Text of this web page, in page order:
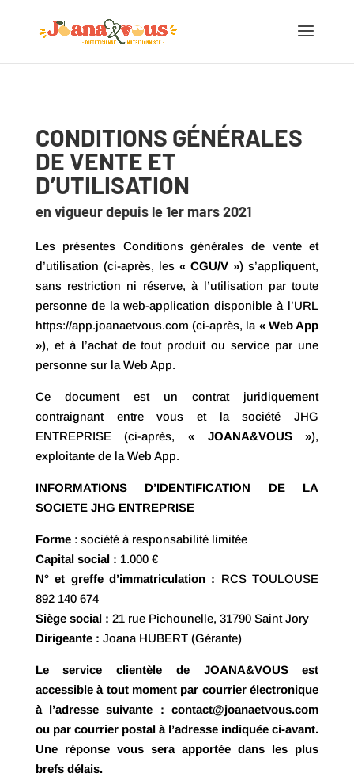
CONDITIONS GÉNÉRALES
DE VENTE ET
D’UTILISATION
en vigueur depuis le 1er mars 2021
Les présentes Conditions générales de vente et
d’utilisation (ci-après, les « CGU/V ») s’appliquent,
sans restriction ni réserve, à l’utilisation par toute
personne de la web-application disponible à l’URL
https://app.joanaetvous.com (ci-après, la « Web App
»), et à l’achat de tout produit ou service par une
personne sur la Web App.
Ce document est un contrat juridiquement
contraignant entre vous et la société JHG
ENTREPRISE (ci-après, « JOANA&VOUS »),
exploitante de la Web App.
INFORMATIONS D’IDENTIFICATION DE LA
SOCIETE JHG ENTREPRISE
Forme: société à responsabilité limitée
Capital social : 1.000 €
N° et greffe d’immatriculation : RCS TOULOUSE
892 140 674
Siège social : 21 rue Pichounelle, 31790 Saint Jory
Dirigeante : Joana HUBERT (Gérante)
Le service clientèle de JOANA&VOUS est
accessible à tout moment par courrier électronique
à l’adresse suivante : contact@joanaetvous.com
ou par courrier postal à l’adresse indiquée ci-avant.
Une réponse vous sera apportée dans les plus
brefs délais.